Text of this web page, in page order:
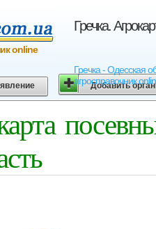
Гречка.
Гречка - Одесская
агросправочник
online
Добавить